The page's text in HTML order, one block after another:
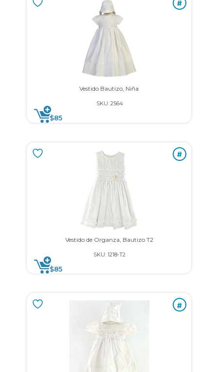
#
Vestido Bautizo, Niña
SKU: 2564
$85
#
Vestido de Organza, Bautizo T2
SKU: 1218-T2
$85
#